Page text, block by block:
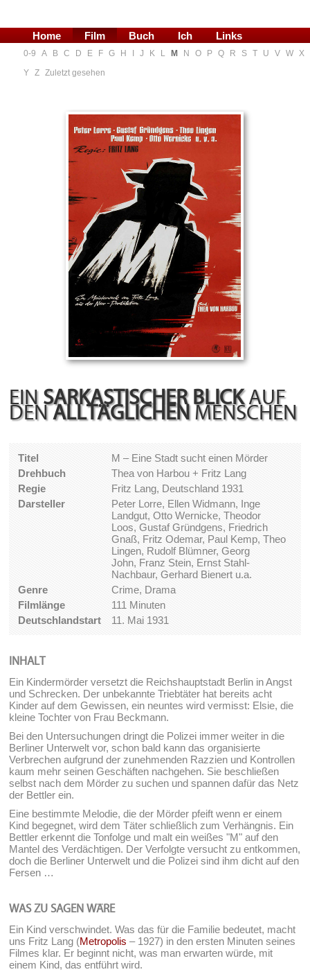
Home Film Buch Ich Links
0-9 A B C D E F G H J K L M N O P Q R S T U V W X
Y Z Zuletzt gesehen
EIN SARKASTISCHER BLICKAUF
DENALLTÄGLICHEN MENSCHEN
Titel
M – Eine Stadt sucht einen Mörder
Drehbuch
Thea von Harbou + Fritz Lang
Regie
Fritz Lang, Deutschland 1931
Darsteller
Peter Lorre, Ellen Widmann, Inge
Landgut, Otto Wernicke, Theodor
Loos, Gustaf Gründgens, Friedrich
Gnaß, Fritz Odemar, Paul Kemp, Theo
Lingen, Rudolf Blümner, Georg
John, Franz Stein, Ernst Stahl-
Nachbaur, Gerhard Bienert u.a.
Genre
Crime, Drama
Filmlänge
111 Minuten
Deutschlandstart
11. Mai 1931
INHALT
Ein Kindermörder versetzt die Reichshauptstadt Berlin in Angst
und Schrecken. Der unbekannte Triebtäter hat bereits acht
Kinder auf dem Gewissen, ein neuntes wird vermisst: Elsie, die
kleine Tochter von Frau Beckmann.
Bei den Untersuchungen dringt die Polizei immer weiter in die
Berliner Unterwelt vor, schon bald kann das organisierte
Verbrechen aufgrund der zunehmenden Razzien und Kontrollen
kaum mehr seinen Geschäften nachgehen. Sie beschließen
selbst nach dem Mörder zu suchen und spannen dafür das Netz
der Bettler ein.
Eine bestimmte Melodie, die der Mörder pfeift wenn er einem
Kind begegnet, wird dem Täter schließlich zum Verhängnis. Ein
Bettler erkennt die Tonfolge und malt ein weißes "M" auf den
Mantel des Verdächtigen. Der Verfolgte versucht zu entkommen,
doch die Berliner Unterwelt und die Polizei sind ihm dicht auf den
Fersen …
WAS ZU SAGEN WÄRE
Ein Kind verschwindet. Was das für die Familie bedeutet, macht
uns Fritz Lang (Metropolis – 1927) in den ersten Minuten seines
Filmes klar. Er beginnt nicht, was man erwarten würde, mit
einem Kind, das entführt wird.